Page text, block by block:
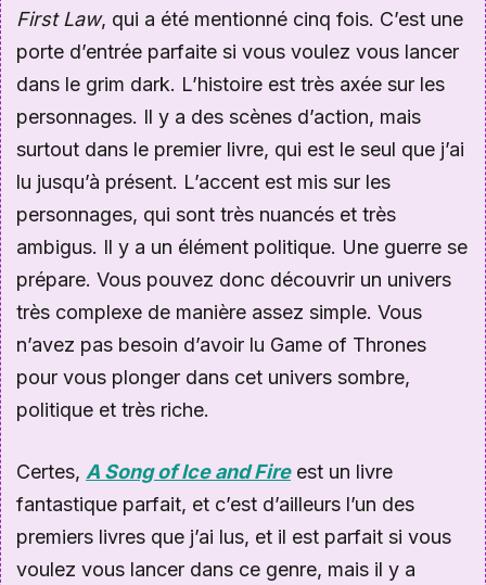
First Law, qui a été mentionné cinq fois. C’est une
porte d’entrée parfaite si vous voulez vous lancer
dans le grim dark. L’histoire est très axée sur les
personnages. Il y a des scènes d’action, mais
surtout dans le premier livre, qui est le seul que j’ai
lu jusqu’à présent. L’accent est mis sur les
personnages, qui sont très nuancés et très
ambigus. Il y a un élément politique. Une guerre se
prépare. Vous pouvez donc découvrir un univers
très complexe de manière assez simple. Vous
n’avez pas besoin d’avoir lu Game of Thrones
pour vous plonger dans cet univers sombre,
politique et très riche.
Certes, A Song of Ice and Fireest un livre
fantastique parfait, et c’est d’ailleurs l’un des
premiers livres que j’ai lus, et il est parfait si vous
voulez vous lancer dans ce genre, mais il y a